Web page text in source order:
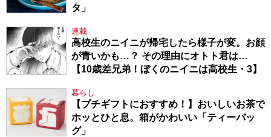
タ」
連載
高校生のニイニが帰宅したら様子が変。お顔
が青いかも…？ その理由にオトト君は…
【10歳差兄弟！ぼくのニイニは高校生・3】
暮らし
【プチギフトにおすすめ！】おいしいお茶で
ホッとひと息。箱がかわいい「ティーバッ
グ」